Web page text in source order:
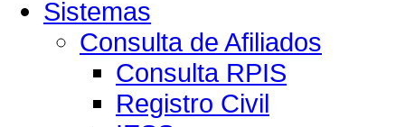
Sistemas
Consulta de Afiliados
Consulta RPIS
Registro Civil